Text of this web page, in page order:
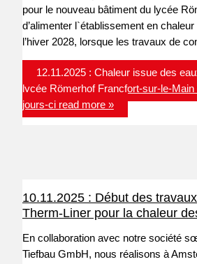
pour le nouveau bâtiment du lycée
d’alimenter l`établissement en
l’hiver 2028, lorsque les travaux de
12.11.2025 : Chaleur issue des
lycée Römerhof Francfort-sur-le-
jours-ciread more »
10.11.2025 : Début des
Therm-Liner pour la chaleur
En collaboration avec notre société
Tiefbau GmbH, nous réalisons à